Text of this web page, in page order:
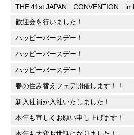
THE 41st JAPAN CONVENTION in
歓迎会を行いました！
ハッピーバースデー！
ハッピーバースデー！
ハッピーバースデー！
春の住み替えフェア開催します！！
新入社員が入社いたしました！
本年も宜しくお願い申し上げます！